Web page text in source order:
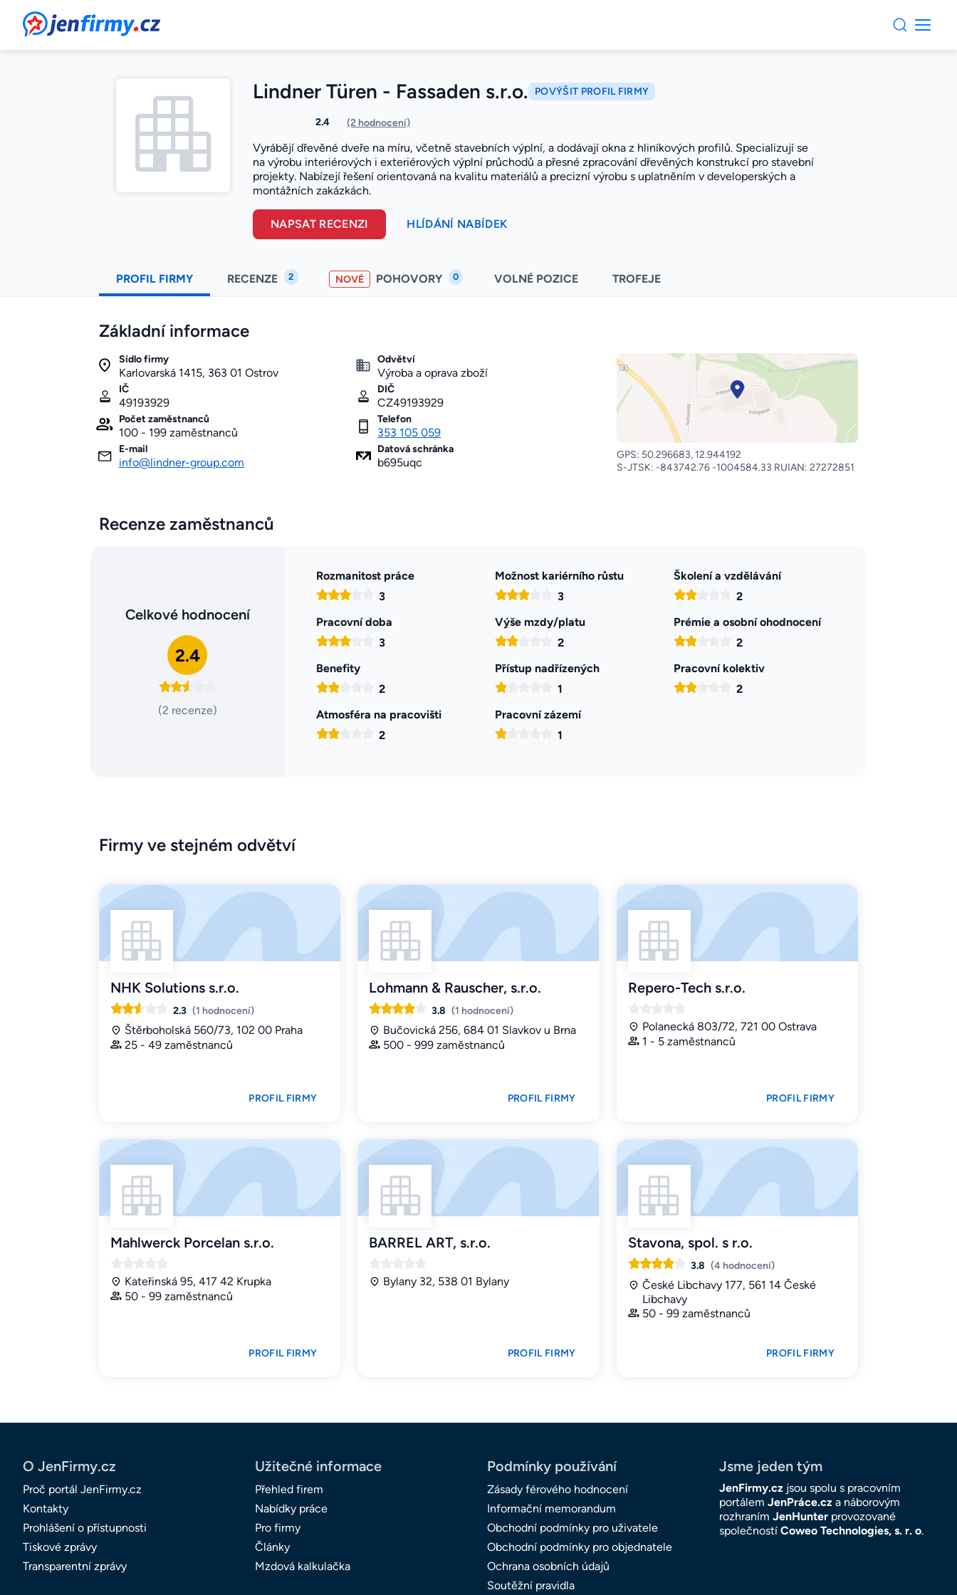
JenFirmy.cz
Lindner Türen - Fassaden s.r.o. POVÝŠIT PROFIL FIRMY
2.4 (2 hodnocení)
Vyrábějí dřevěné dveře na míru, včetně stavebních výplní, a dodávají okna z hliníkových profilů. Specializují se
na výrobu interiérových i exteriérových výplní průchodů a přesné zpracování dřevěných konstrukcí pro stavební
projekty. Nabízejí řešení orientovaná na kvalitu materiálů a precizní výrobu s uplatněním v developerských a
montážních zakázkách.
NAPSAT RECENZI HLÍDÁNÍ NABÍDEK
PROFIL FIRMY RECENZE 2 NOVÉ POHOVORY 0 VOLNÉ POZICE TROFEJE
Základní informace
Sídlo firmy
Karlovarská 1415, 363 01 Ostrov
Odvětví
Výroba a oprava zboží
IČ
49193929
DIČ
CZ49193929
Počet zaměstnanců
100 - 199 zaměstnanců
Telefon
353 105 059
E-mail
info@lindner-group.com
Datová schránka
b695uqc
GPS: 50.296683, 12.944192
S-JTSK: -843742.76 -1004584.33 RUIAN: 27272851
Recenze zaměstnanců
Celkové hodnocení
2.4
(2 recenze)
Rozmanitost práce
3
Možnost kariérního růstu
3
Školení a vzdělávání
2
Pracovní doba
3
Výše mzdy/platu
2
Prémie a osobní ohodnocení
2
Benefity
2
Přístup nadřízených
1
Pracovní kolektiv
2
Atmosféra na pracovišti
2
Pracovní zázemí
1
Firmy ve stejném odvětví
NHK Solutions s.r.o.
2.3 (1 hodnocení)
Štěrboholská 560/73, 102 00 Praha
25 - 49 zaměstnanců
PROFIL FIRMY
Lohmann & Rauscher, s.r.o.
3.8 (1 hodnocení)
Bučovická 256, 684 01 Slavkov u Brna
500 - 999 zaměstnanců
PROFIL FIRMY
Repero-Tech s.r.o.
Polanecká 803/72, 721 00 Ostrava
1 - 5 zaměstnanců
PROFIL FIRMY
Mahlwerck Porcelan s.r.o.
Kateřinská 95, 417 42 Krupka
50 - 99 zaměstnanců
PROFIL FIRMY
BARREL ART, s.r.o.
Bylany 32, 538 01 Bylany
PROFIL FIRMY
Stavona, spol. s r.o.
3.8 (4 hodnocení)
České Libchavy 177, 561 14 České
Libchavy
50 - 99 zaměstnanců
PROFIL FIRMY
O JenFirmy.cz
Proč portál JenFirmy.cz
Kontakty
Prohlášení o přístupnosti
Tiskové zprávy
Transparentní zprávy
Užitečné informace
Přehled firem
Nabídky práce
Pro firmy
Články
Mzdová kalkulačka
Podmínky používání
Zásady férového hodnocení
Informační memorandum
Obchodní podmínky pro uživatele
Obchodní podmínky pro objednatele
Ochrana osobních údajů
Soutěžní pravidla
Jsme jeden tým
JenFirmy.cz jsou spolu s pracovním
portálem JenPráce.cz a náborovým
rozhraním JenHunter provozované
společností Coweo Technologies, s. r. o.